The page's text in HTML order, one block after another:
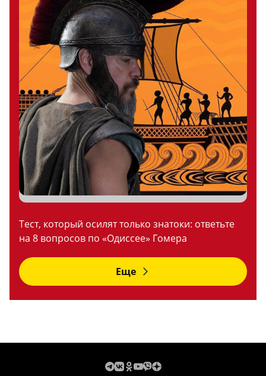
Тест, который осилят только знатоки: ответьте
на 8 вопросов по «Одиссее» Гомера
Еще